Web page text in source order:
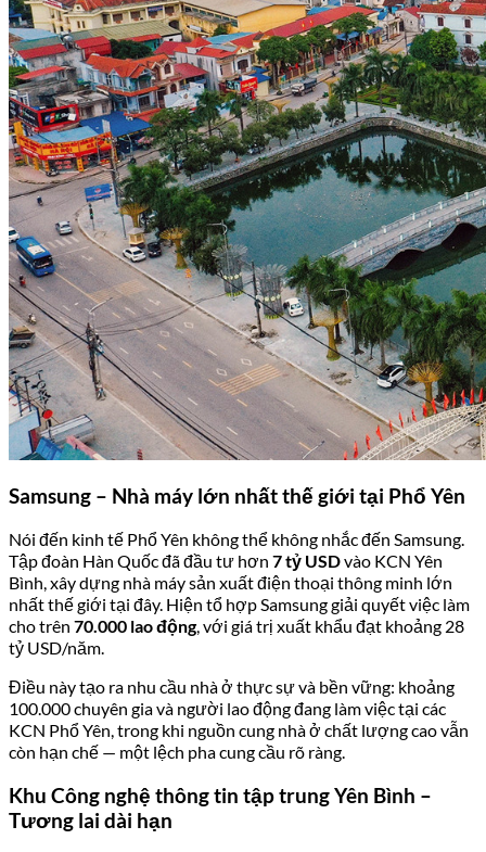
Samsung – Nhà máy lớn nhất thế giới tại Phổ Yên
Nói đến kinh tế Phổ Yên không thể không nhắc đến Samsung.
Tập đoàn Hàn Quốc đã đầu tư hơn 7 tỷ USDvào KCN Yên
Bình, xây dựng nhà máy sản xuất điện thoại thông minh lớn
nhất thế giới tại đây. Hiện tổ hợp Samsung giải quyết việc làm
cho trên 70.000 lao động, với giá trị xuất khẩu đạt khoảng 28
tỷ USD/năm.
Điều này tạo ra nhu cầu nhà ở thực sự và bền vững: khoảng
100.000 chuyên gia và người lao động đang làm việc tại các
KCN Phổ Yên, trong khi nguồn cung nhà ở chất lượng cao vẫn
còn hạn chế — một lệch pha cung cầu rõ ràng.
Khu Công nghệ thông tin tập trung Yên Bình –
Tương lai dài hạn